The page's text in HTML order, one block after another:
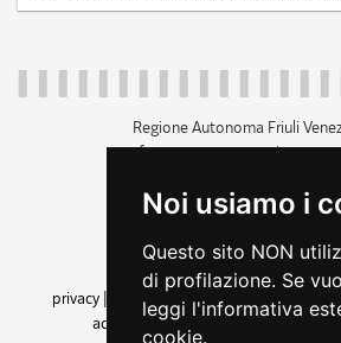
Noi usiamo i
Questo sito NON
di profilazione. Se
leggi l'informativa
cookie.
Regione Autonoma Friuli
c.f. 80014930327; p.iva
+39 040 3771111
amministrazione
privacy
cookie |note legali accessibilità
accessibilità| feedback cambio